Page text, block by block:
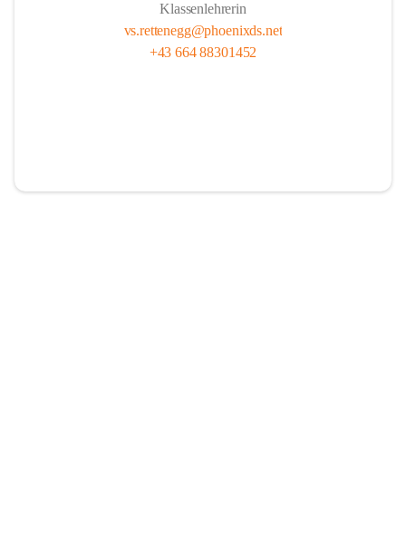
Klassenlehrerin
vs.rettenegg@phoenixds.net
+43 664 88301452